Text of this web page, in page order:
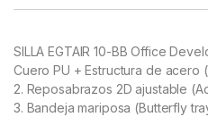
ratings
SILLA EGTAIR 10-BB Office
Cuero PU + Estructura de acero
2. Reposabrazos 2D ajustable
3. Bandeja mariposa (Butterfly